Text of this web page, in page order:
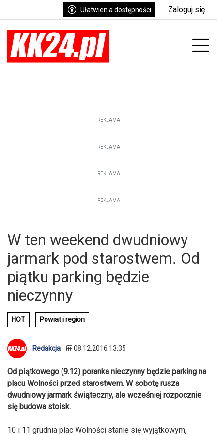
Ułatwienia dostępności Zaloguj się
REKLAMA
REKLAMA
REKLAMA
REKLAMA
W ten weekend dwudniowy
jarmark pod starostwem. Od
piątku parking będzie
nieczynny
HOT Powiat i region
Redakcja 08.12.2016 13:35
Od piątkowego (9.12) poranka nieczynny będzie parking na
placu Wolności przed starostwem. W sobotę rusza
dwudniowy jarmark świąteczny, ale wcześniej rozpocznie
się budowa stoisk.
10 i 11 grudnia plac Wolności stanie się wyjątkowym,